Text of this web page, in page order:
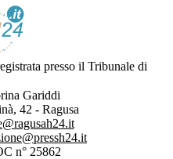
presso il Tribunale di
Gariddi
42 - Ragusa
n° 25862